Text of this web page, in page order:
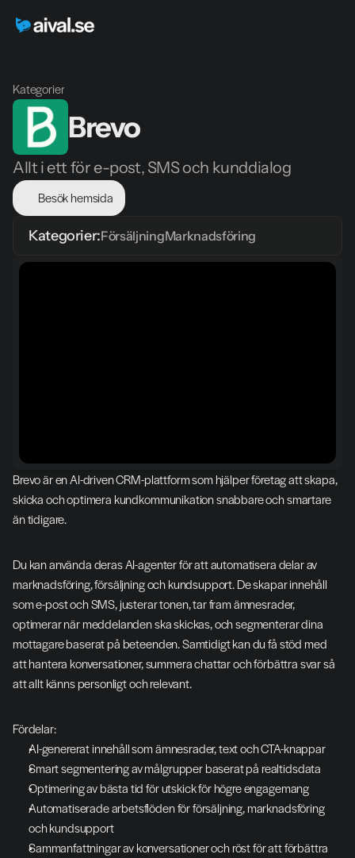
Kategorier
Brevo
Allt i ett för e-post, SMS och kunddialog
Besök hemsida
Kategorier:FörsäljningMarknadsföring
Brevo är en AI-driven CRM-plattform som hjälper företag att skapa,
skicka och optimera kundkommunikation snabbare och smartare
än tidigare.
Du kan använda deras AI-agenter för att automatisera delar av
marknadsföring, försäljning och kundsupport. De skapar innehåll
som e-post och SMS, justerar tonen, tar fram ämnesrader,
optimerar när meddelanden ska skickas, och segmenterar dina
mottagare baserat på beteenden. Samtidigt kan du få stöd med
att hantera konversationer, summera chattar och förbättra svar så
att allt känns personligt och relevant.
Fördelar:
AI-genererat innehåll som ämnesrader, text och CTA-knappar
Smart segmentering av målgrupper baserat på realtidsdata
Optimering av bästa tid för utskick för högre engagemang
Automatiserade arbetsflöden för försäljning, marknadsföring
och kundsupport
Sammanfattningar av konversationer och röst för att förbättra